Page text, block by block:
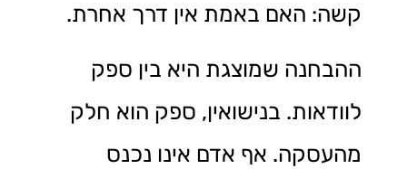
קשה: האם באמת אין דרך אחרת.
ההבחנה שמוצגת היא בין ספק
לוודאות. בנישואין, ספק הוא חלק
מהעסקה. אף אדם אינו נכנס